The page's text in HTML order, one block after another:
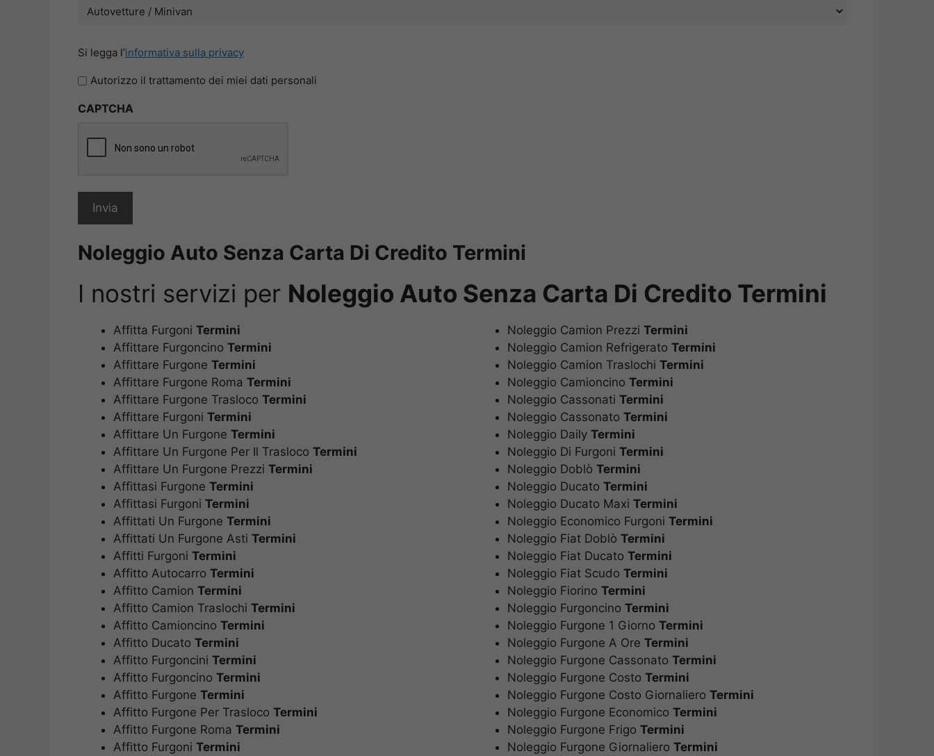
legga
l'informativa
privacy
Si legga l’informativa sulla privacy
Autorizzo il trattamento dei miei dati personali
CAPTCHA
Noleggio Auto Senza Carta Di Credito Termini
I nostri servizi per Noleggio Auto Senza Carta Di Credito Termini
Affitta Furgoni Termini
Affittare Furgoncino Termini
Affittare Furgone Termini
Affittare Furgone Roma Termini
Affittare Furgone Trasloco Termini
Affittare Furgoni Termini
Affittare Un Furgone Termini
Affittare Un Furgone Per Il Trasloco Termini
Affittare Un Furgone Prezzi Termini
Affittasi Furgone Termini
Affittasi Furgoni Termini
Affittati Un Furgone Termini
Affittati Un Furgone Asti Termini
Affitti Furgoni Termini
Affitto Autocarro Termini
Affitto Camion Termini
Affitto Camion Traslochi Termini
Affitto Camioncino Termini
Affitto Ducato Termini
Affitto Furgoncini Termini
Affitto Furgoncino Termini
Affitto Furgone Termini
Affitto Furgone Per Trasloco Termini
Affitto Furgone Roma Termini
Affitto Furgoni Termini
Noleggio Camion PrezziTermini
Noleggio Camion RefrigeratoTermini
Noleggio Camion TraslochiTermini
Noleggio CamioncinoTermini
Noleggio CassonatiTermini
Noleggio CassonatoTermini
Noleggio DailyTermini
Noleggio Di FurgoniTermini
Noleggio DoblòTermini
Noleggio DucatoTermini
Noleggio Ducato MaxiTermini
Noleggio Economico FurgoniTermini
Noleggio Fiat DoblòTermini
Noleggio Fiat DucatoTermini
Noleggio Fiat ScudoTermini
Noleggio FiorinoTermini
Noleggio FurgoncinoTermini
Noleggio Furgone 1 GiornoTermini
Noleggio Furgone A OreTermini
Noleggio Furgone CassonatoTermini
Noleggio Furgone CostoTermini
Noleggio Furgone Costo GiornalieroTermini
Noleggio Furgone EconomicoTermini
Noleggio Furgone FrigoTermini
Noleggio Furgone GiornalieroTermini